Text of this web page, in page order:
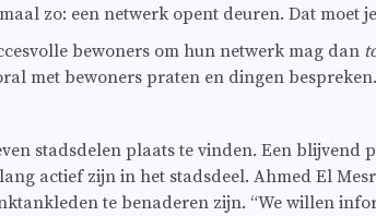
zo: een netwerk opent deuren. Dat
bewoners om hun netwerk mag dan
met bewoners praten en dingen bespreken.
stadsdelen plaats te vinden. Een
actief zijn in het stadsdeel. Ahmed El
te benaderen zijn. “We willen